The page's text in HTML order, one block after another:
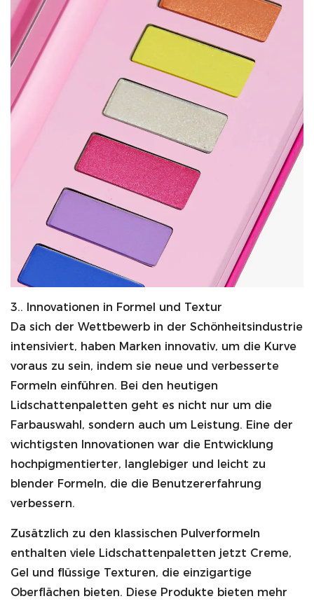
3.. Innovationen in Formel und Textur
Da sich der Wettbewerb in der Schönheitsindustrie
intensiviert, haben Marken innovativ, um die Kurve
voraus zu sein, indem sie neue und verbesserte
Formeln einführen. Bei den heutigen
Lidschattenpaletten geht es nicht nur um die
Farbauswahl, sondern auch um Leistung. Eine der
wichtigsten Innovationen war die Entwicklung
hochpigmentierter, langlebiger und leicht zu
blender Formeln, die die Benutzererfahrung
verbessern.
Zusätzlich zu den klassischen Pulverformeln
enthalten viele Lidschattenpaletten jetzt Creme,
Gel und flüssige Texturen, die einzigartige
Oberflächen bieten. Diese Produkte bieten mehr